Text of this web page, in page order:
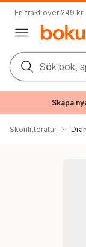
Fri frakt över 249 kr
Sök bok,
Skapa
Skönlitteratur